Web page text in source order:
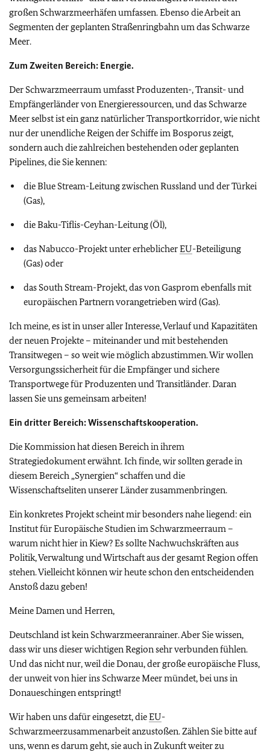
großen Schwarzmeerhäfen umfassen. Ebenso die Arbeit an
Segmenten der geplanten Straßenringbahn um das Schwarze
Meer.
Zum Zweiten Bereich: Energie.
Der Schwarzmeerraum umfasst Produzenten-, Transit- und
Empfängerländer von Energieressourcen, und das Schwarze
Meer selbst ist ein ganz natürlicher Transportkorridor, wie nicht
nur der unendliche Reigen der Schiffe im Bosporus zeigt,
sondern auch die zahlreichen bestehenden oder geplanten
Pipelines, die Sie kennen:
die Blue Stream-Leitung zwischen Russland und der Türkei
(Gas),
die Baku-Tiflis-Ceyhan-Leitung (Öl),
das Nabucco-Projekt unter erheblicherEU-Beteiligung
(Gas) oder
das South Stream-Projekt, das von Gasprom ebenfalls mit
europäischen Partnern vorangetrieben wird (Gas).
Ich meine, es ist in unser aller Interesse, Verlauf und Kapazitäten
der neuen Projekte – miteinander und mit bestehenden
Transitwegen – so weit wie möglich abzustimmen. Wir wollen
Versorgungssicherheit für die Empfänger und sichere
Transportwege für Produzenten und Transitländer. Daran
lassen Sie uns gemeinsam arbeiten!
Ein dritter Bereich: Wissenschaftskooperation.
Die Kommission hat diesen Bereich in ihrem
Strategiedokument erwähnt. Ich finde, wir sollten gerade in
diesem Bereich „Synergien“ schaffen und die
Wissenschaftseliten unserer Länder zusammenbringen.
Ein konkretes Projekt scheint mir besonders nahe liegend: ein
Institut für Europäische Studien im Schwarzmeerraum –
warum nicht hier in Kiew? Es sollte Nachwuchskräften aus
Politik, Verwaltung und Wirtschaft aus der gesamt Region offen
stehen. Vielleicht können wir heute schon den entscheidenden
Anstoß dazu geben!
Meine Damen und Herren,
Deutschland ist kein Schwarzmeeranrainer. Aber Sie wissen,
dass wir uns dieser wichtigen Region sehr verbunden fühlen.
Und das nicht nur, weil die Donau, der große europäische Fluss,
der unweit von hier ins Schwarze Meer mündet, bei uns in
Donaueschingen entspringt!
Wir haben uns dafür eingesetzt, dieEU-
Schwarzmeerzusammenarbeit anzustoßen. Zählen Sie bitte auf
uns, wenn es darum geht, sie auch in Zukunft weiter zu